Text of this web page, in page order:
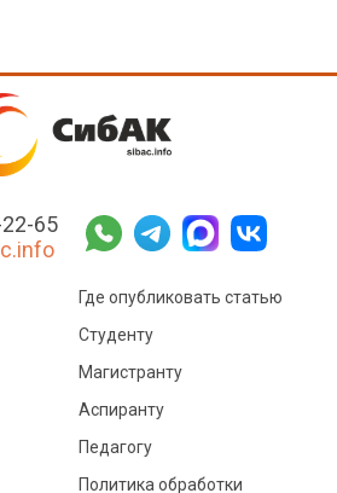
65
Где опубликовать статью
Студенту
Магистранту
Аспиранту
Педагогу
Политика обработки